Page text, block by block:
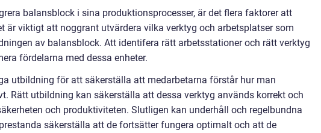
balansblock i sina produktionsprocesser, är det flera faktorer att
är viktigt att noggrant utvärdera vilka verktyg och arbetsplatser som
av balansblock. Att identifera rätt arbetsstationer och rätt verktyg
fördelarna med dessa enheter.
utbildning för att säkerställa att medarbetarna förstår hur man
Rätt utbildning kan säkerställa att dessa verktyg används korrekt och
och produktiviteten. Slutligen kan underhåll och regelbundna
säkerställa att de fortsätter fungera optimalt och att de